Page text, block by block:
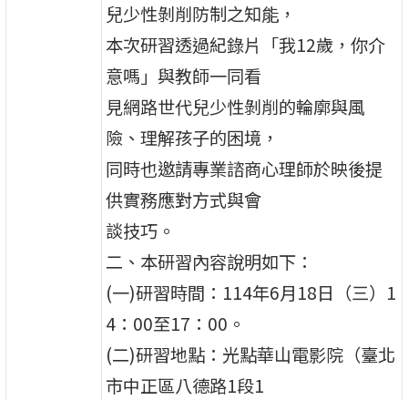
兒少性剝削防制之知能，
本次研習透過紀錄片「我12歲，你介
意嗎」與教師一同看
見網路世代兒少性剝削的輪廓與風
險、理解孩子的困境，
同時也邀請專業諮商心理師於映後提
供實務應對方式與會
談技巧。
二、本研習內容說明如下：
(一)研習時間：114年6月18日（三）1
4：00至17：00。
(二)研習地點：光點華山電影院（臺北
市中正區八德路1段1